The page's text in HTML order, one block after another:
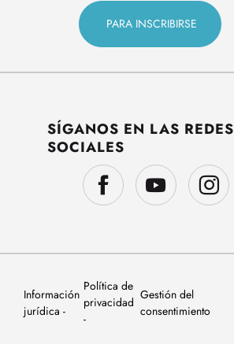
SÍGANOS EN LAS REDES
SOCIALES
Información
jurídica
Política de
privacidad
Gestión del
consentimiento